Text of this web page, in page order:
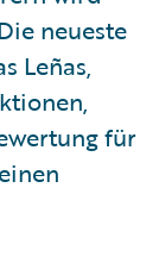
neueste
Leñas,
für